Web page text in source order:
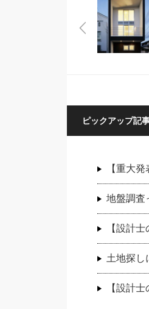
ピックアップ記
【重大
地盤調査
【設計
土地探し
【設計